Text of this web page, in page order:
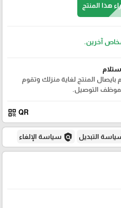
هذا المنتج
آخرين.
المنتج لغاية منزلك وتقوم
التوصيل.
QR
qr_code
التبديل policy سياسة الإلغاء